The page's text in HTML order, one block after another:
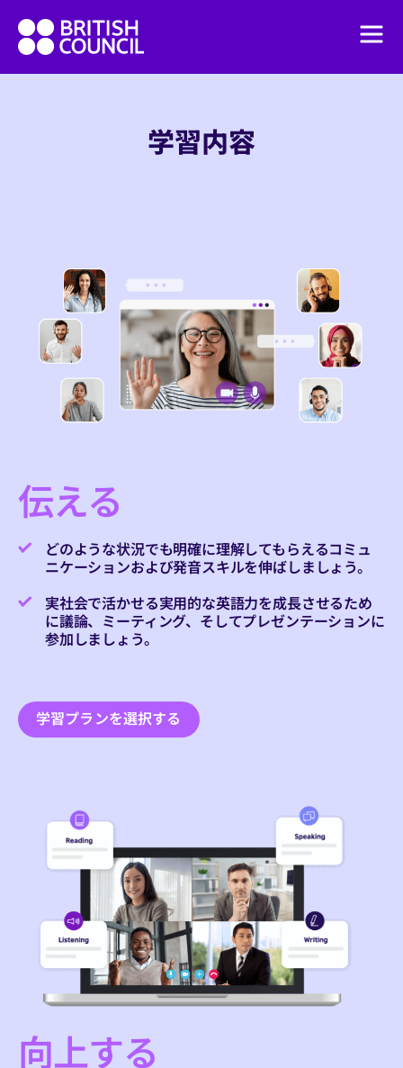
content
British
Council
English
学習内容
伝える
どのような状況でも明確に理解してもらえるコミュ
ニケーションおよび発音スキルを伸ばしましょう。
実社会で活かせる実用的な英語力を成長させるため
に議論、ミーティング、そしてプレゼンテーションに
参加しましょう。
学習プランを選択する
向上する